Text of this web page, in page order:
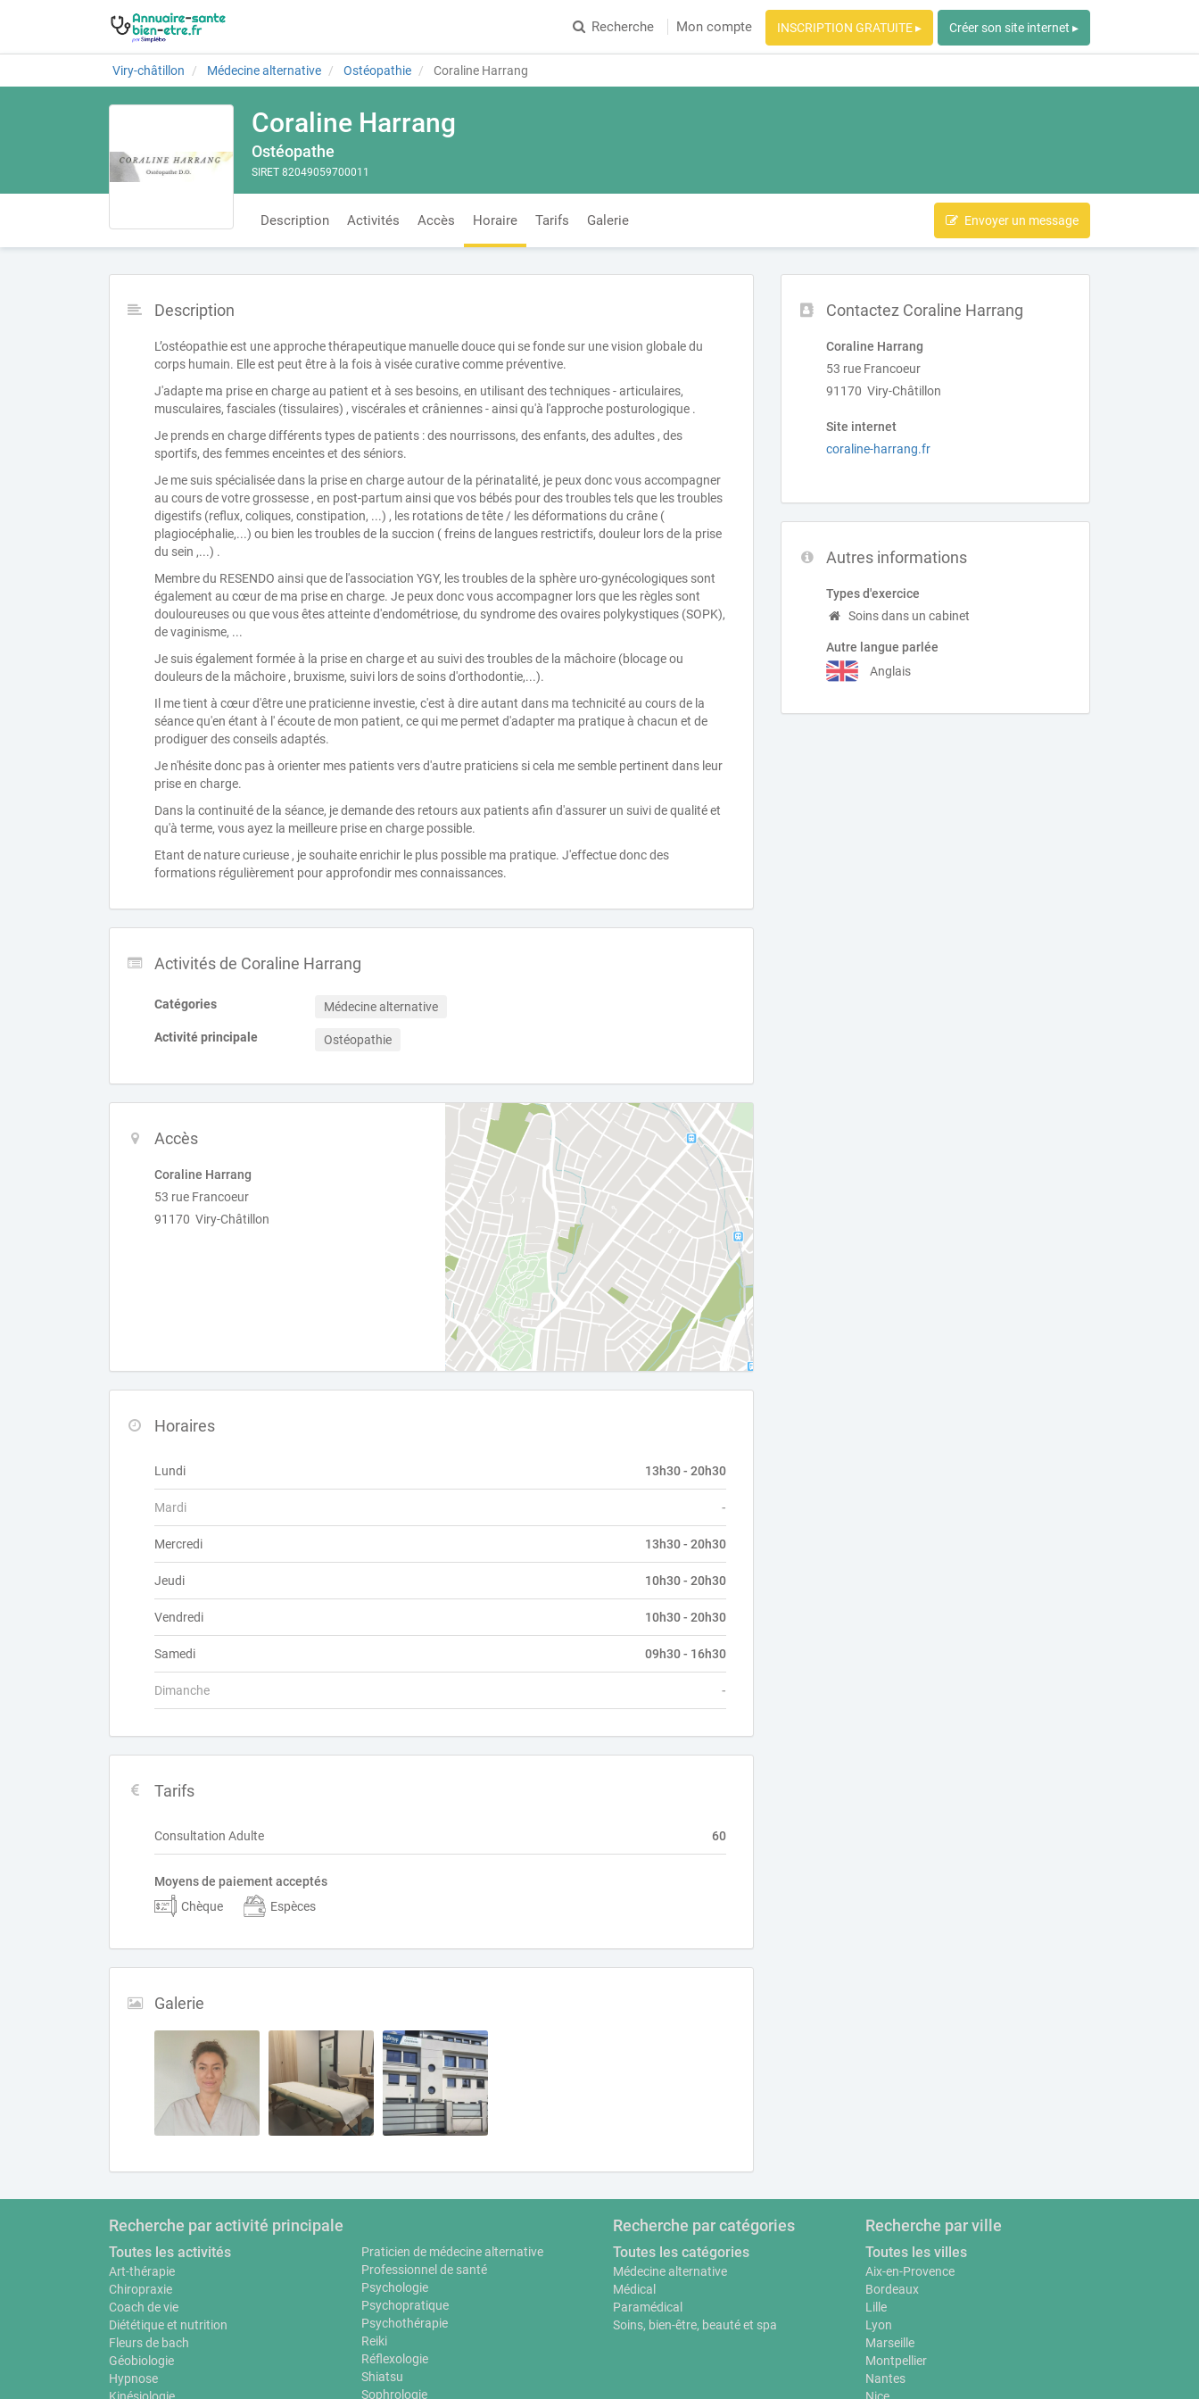
Recherche Mon compte INSCRIPTION GRATUITE ▸ Créer son site internet ▸
Viry-châtillon Médecine alternative Ostéopathie Coraline Harrang
Coraline Harrang
Ostéopathe
SIRET 82049059700011
Description Activités Accès Horaire Tarifs Galerie Envoyer un message
Contactez Coraline Harrang
Coraline Harrang
53 rue Francoeur
91170 Viry-Châtillon
Site internet
coraline-harrang.fr
Autres informations
Types d'exercice
Soins dans un cabinet
Autre langue parlée
Anglais
Description
L’ostéopathie est une approche thérapeutique manuelle douce qui se fonde sur une vision globale du
corps humain. Elle est peut être à la fois à visée curative comme préventive.
J'adapte ma prise en charge au patient et à ses besoins, en utilisant des techniques - articulaires,
musculaires, fasciales (tissulaires) , viscérales et crâniennes - ainsi qu'à l'approche posturologique .
Je prends en charge différents types de patients : des nourrissons, des enfants, des adultes , des
sportifs, des femmes enceintes et des séniors.
Je me suis spécialisée dans la prise en charge autour de la périnatalité, je peux donc vous accompagner
au cours de votre grossesse , en post-partum ainsi que vos bébés pour des troubles tels que les troubles
digestifs (reflux, coliques, constipation, ...) , les rotations de tête / les déformations du crâne (
plagiocéphalie,...) ou bien les troubles de la succion ( freins de langues restrictifs, douleur lors de la prise
du sein ,...) .
Membre du RESENDO ainsi que de l'association YGY, les troubles de la sphère uro-gynécologiques sont
également au cœur de ma prise en charge. Je peux donc vous accompagner lors que les règles sont
douloureuses ou que vous êtes atteinte d'endométriose, du syndrome des ovaires polykystiques (SOPK),
de vaginisme, ...
Je suis également formée à la prise en charge et au suivi des troubles de la mâchoire (blocage ou
douleurs de la mâchoire , bruxisme, suivi lors de soins d'orthodontie,...).
Il me tient à cœur d'être une praticienne investie, c'est à dire autant dans ma technicité au cours de la
séance qu'en étant à l' écoute de mon patient, ce qui me permet d'adapter ma pratique à chacun et de
prodiguer des conseils adaptés.
Je n'hésite donc pas à orienter mes patients vers d'autre praticiens si cela me semble pertinent dans leur
prise en charge.
Dans la continuité de la séance, je demande des retours aux patients afin d'assurer un suivi de qualité et
qu'à terme, vous ayez la meilleure prise en charge possible.
Etant de nature curieuse , je souhaite enrichir le plus possible ma pratique. J'effectue donc des
formations régulièrement pour approfondir mes connaissances.
Activités de Coraline Harrang
Catégories Médecine alternative
Activité principale Ostéopathie
Accès
Coraline Harrang
53 rue Francoeur
91170 Viry-Châtillon
Horaires
Lundi 13h30 - 20h30
Mardi -
Mercredi 13h30 - 20h30
Jeudi 10h30 - 20h30
Vendredi 10h30 - 20h30
Samedi 09h30 - 16h30
Dimanche -
Tarifs
Consultation Adulte 60
Moyens de paiement acceptés
Chèque
Espèces
Galerie
Recherche par activité principale
Toutes les activités
Art-thérapie
Chiropraxie
Coach de vie
Diététique et nutrition
Fleurs de bach
Géobiologie
Hypnose
Praticien de médecine alternative
Professionnel de santé
Psychologie
Psychopratique
Psychothérapie
Reiki
Réflexologie
Shiatsu
Sophrologie
Recherche par catégories
Toutes les catégories
Médecine alternative
Médical
Paramédical
Soins, bien-être, beauté et spa
Recherche par ville
Toutes les villes
Aix-en-Provence
Bordeaux
Lille
Lyon
Marseille
Montpellier
Nantes